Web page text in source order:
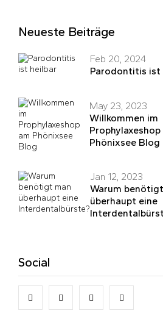
Neueste Beiträge
Feb 20, 2024
Parodontitis ist
May 23, 2023
Willkommen im
Prophylaxeshop
Phönixsee Blog
Jan 12, 2023
Warum
überhaupt eine
Social